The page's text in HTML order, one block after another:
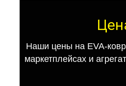
Наши цены на EVA-
маркетплейсах и